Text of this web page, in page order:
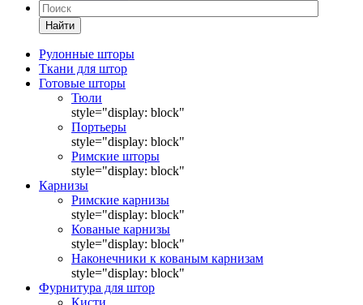
Найти
Рулонные шторы
Ткани для штор
Готовые шторы
Тюли
style="display: block"
Портьеры
style="display: block"
Римские шторы
style="display: block"
Карнизы
Римские карнизы
style="display: block"
Кованые карнизы
style="display: block"
Наконечники к кованым карнизам
style="display: block"
Фурнитура для штор
Кисти